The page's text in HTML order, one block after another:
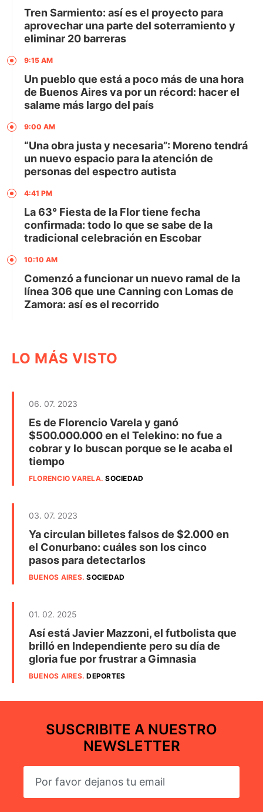
Tren Sarmiento: así es el proyecto para
aprovechar una parte del soterramiento y
eliminar 20 barreras
9:15 AM
Un pueblo que está a poco más de una hora
de Buenos Aires va por un récord: hacer el
salame más largo del país
9:00 AM
“Una obra justa y necesaria”: Moreno tendrá
un nuevo espacio para la atención de
personas del espectro autista
4:41 PM
La 63° Fiesta de la Flor tiene fecha
confirmada: todo lo que se sabe de la
tradicional celebración en Escobar
10:10 AM
Comenzó a funcionar un nuevo ramal de la
línea 306 que une Canning con Lomas de
Zamora: así es el recorrido
LO MÁS VISTO
06. 07. 2023
Es de Florencio Varela y ganó
$500.000.000 en el Telekino: no fue a
cobrar y lo buscan porque se le acaba el
tiempo
FLORENCIO VARELA.SOCIEDAD
03. 07. 2023
Ya circulan billetes falsos de $2.000 en
el Conurbano: cuáles son los cinco
pasos para detectarlos
BUENOS AIRES.SOCIEDAD
01. 02. 2025
Así está Javier Mazzoni, el futbolista que
brilló en Independiente pero su día de
gloria fue por frustrar a Gimnasia
BUENOS AIRES.DEPORTES
SUSCRIBITE A NUESTRO
NEWSLETTER